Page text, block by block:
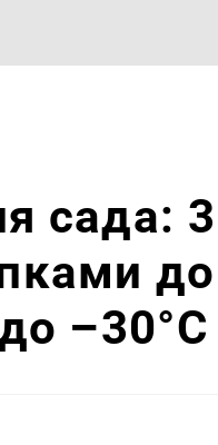
сада: 3
до
–30°C